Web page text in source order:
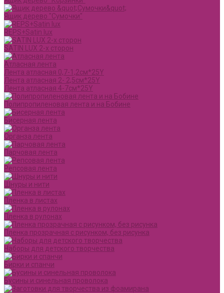
Ящик дерево "Сумочки"
REPS+Satin lux
SATIN LUX 2-х сторон
Атласная лента
Лента атласная 0,7-1,2см*25Y
Лента атласная 2- 2,5см*25Y
Лента атласная 4-7см*25Y
Полипропиленовая лента и на Бобине
Бисерная лента
Органза лента
Парчовая лента
Репсовая лента
Шнуры и нити
Пленка в листах
Пленка в рулонах
Пленка прозрачная с рисунком, без рисунка
Наборы для детского творчества
Бирки и спанчи
Бусины и синельная проволока